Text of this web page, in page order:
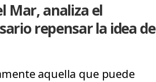
Mar, analiza el
repensar la idea de
aquella que puede